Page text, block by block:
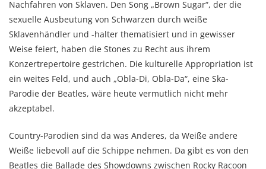
Nachfahren von Sklaven. Den Song „Brown Sugar“, der die
sexuelle Ausbeutung von Schwarzen durch weiße
Sklavenhändler und -halter thematisiert und in gewisser
Weise feiert, haben die Stones zu Recht aus ihrem
Konzertrepertoire gestrichen. Die kulturelle Appropriation ist
ein weites Feld, und auch „Obla-Di, Obla-Da“, eine Ska-
Parodie der Beatles, wäre heute vermutlich nicht mehr
akzeptabel.
Country-Parodien sind da was Anderes, da Weiße andere
Weiße liebevoll auf die Schippe nehmen. Da gibt es von den
Beatles die Ballade des Showdowns zwischen Rocky Racoon